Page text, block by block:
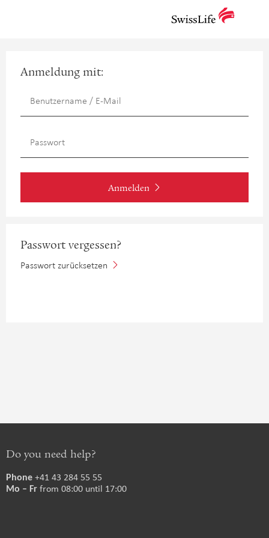
Anmeldung mit:
Anmelden
Passwort vergessen?
Passwort zurücksetzen
Do you need help?
Phone +41 43 284 55 55
Mo – Fr from 08:00 until 17:00